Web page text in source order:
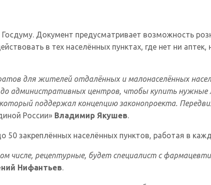
Документ предусматривает возможность
в тех населённых пунктах, где нет ни
для жителей отдалённых и малонаселённых
административных центров, чтобы купить нужные
поддержал концепцию законопроекта.
России» Владимир Якушев.
закреплённых населённых пунктов, работая в
числе, рецептурные, будет специалист с
Нифантьев.